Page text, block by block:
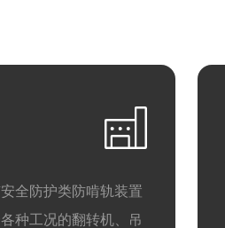
全防护类防啃轨装置
种工况的翻转机、吊